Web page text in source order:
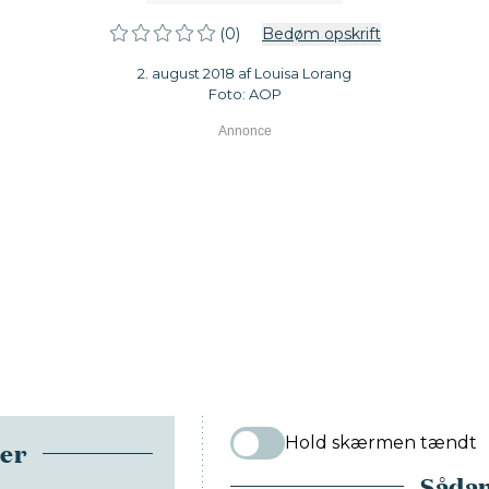
(0) Bedøm opskrift
2. august 2018 af Louisa Lorang
Foto: AOP
Hold skærmen tændt